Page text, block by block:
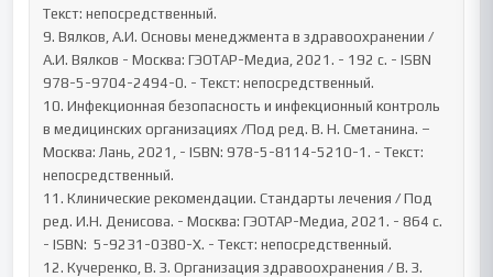
Текст: непосредственный.
9. Вялков, А.И. Основы менеджмента в здравоохранении /
А.И. Вялков - Москва: ГЭОТАР-Медиа, 2021. - 192 с. - ISBN
978-5-9704-2494-0. - Текст: непосредственный.
10. Инфекционная безопасность и инфекционный контроль
в медицинских организациях /Под ред. В. Н. Сметанина. –
Москва: Лань, 2021, - ISBN: 978-5-8114-5210-1. - Текст:
непосредственный.
11. Клинические рекомендации. Стандарты лечения / Под
ред. И.Н. Денисова. - Москва: ГЭОТАР-Медиа, 2021. - 864 с.
- ISBN:  5-9231-0380-X. - Текст: непосредственный.
12. Кучеренко, В. З. Организация здравоохранения / В. З.